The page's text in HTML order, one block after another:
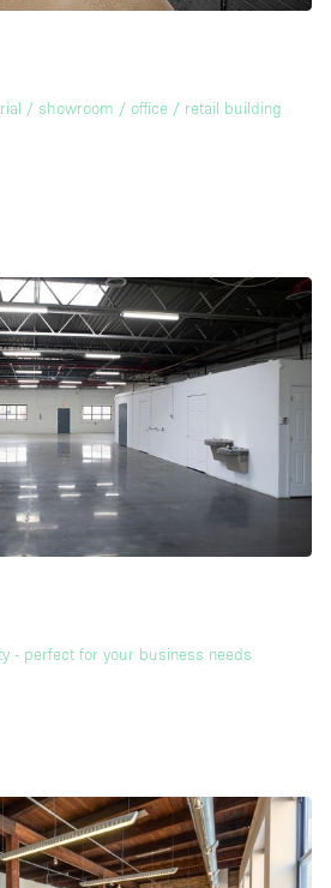
/ showroom / office / retail building
- perfect for your business needs